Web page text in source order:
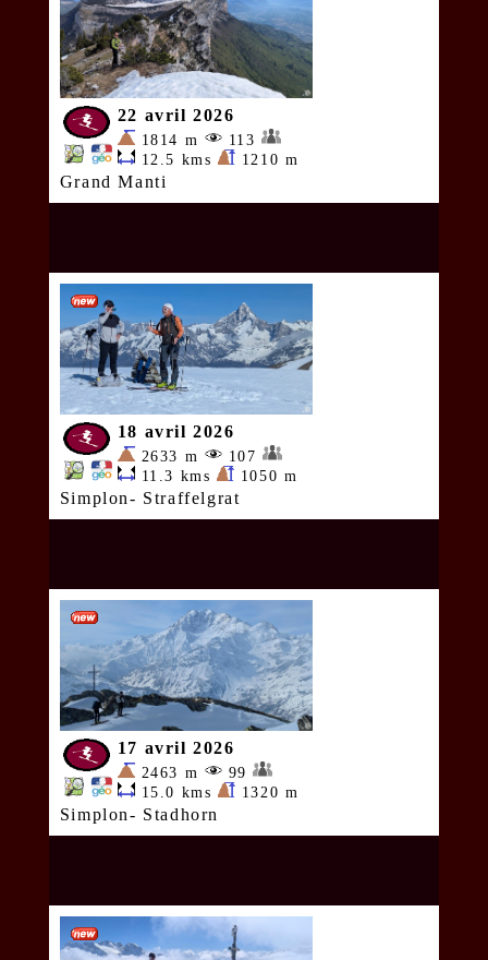
22 avril 2026
1814 m
113
12.5 kms
1210 m
Grand Manti
18 avril 2026
2633 m
107
11.3 kms
1050 m
Simplon- Straffelgrat
17 avril 2026
2463 m
99
15.0 kms
1320 m
Simplon- Stadhorn